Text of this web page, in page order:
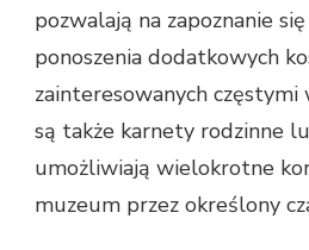
pozwalają na zapoznanie
ponoszenia dodatkowych
zainteresowanych
są także karnety rodzinne
umożliwiają wielokrotne
muzeum przez określony